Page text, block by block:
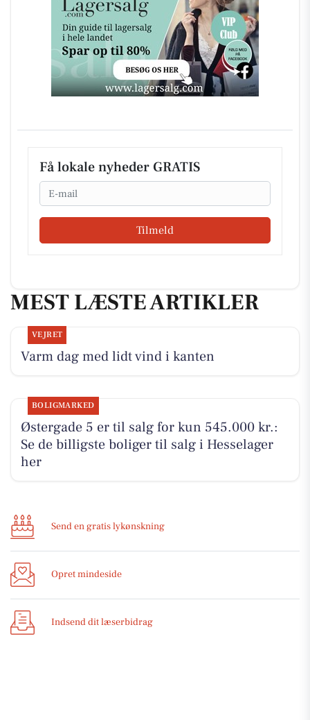
Få lokale nyheder GRATIS
Email
Tilmeld
MEST LÆSTE ARTIKLER
VEJRET
Varm dag med lidt vind i kanten
BOLIGMARKED
Østergade 5 er til salg for kun 545.000 kr.:
Se de billigste boliger til salg i Hesselager
her
Send en gratis lykønskning
Opret mindeside
Indsend dit læserbidrag